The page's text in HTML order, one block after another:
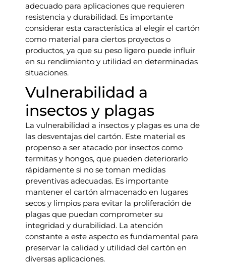
adecuado para aplicaciones que requieren
resistencia y durabilidad. Es importante
considerar esta característica al elegir el cartón
como material para ciertos proyectos o
productos, ya que su peso ligero puede influir
en su rendimiento y utilidad en determinadas
situaciones.
Vulnerabilidad a
insectos y plagas
La vulnerabilidad a insectos y plagas es una de
las desventajas del cartón. Este material es
propenso a ser atacado por insectos como
termitas y hongos, que pueden deteriorarlo
rápidamente si no se toman medidas
preventivas adecuadas. Es importante
mantener el cartón almacenado en lugares
secos y limpios para evitar la proliferación de
plagas que puedan comprometer su
integridad y durabilidad. La atención
constante a este aspecto es fundamental para
preservar la calidad y utilidad del cartón en
diversas aplicaciones.